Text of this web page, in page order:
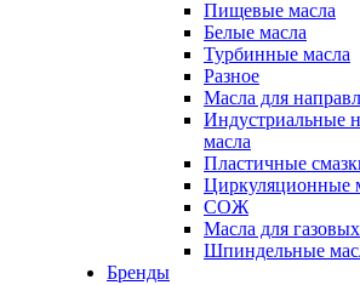
Пищевые масла
Белые масла
Турбинные масла
Разное
Масла для
Индустриальные
масла
Пластичные
Циркуляционные
СОЖ
Масла для
Шпиндельные
Бренды